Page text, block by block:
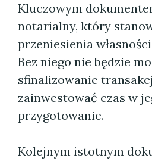
Kluczowym
notarialny, który
przeniesienia
Bez niego nie będzie
sfinalizowanie
zainwestować czas w
przygotowanie.
Kolejnym istotnym